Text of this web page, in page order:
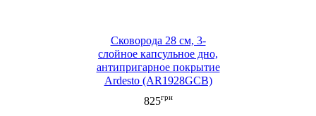
Сковорода 28 см, 3-
слойное капсульное дно,
антипригарное покрытие
Ardesto (AR1928GCB)
825грн